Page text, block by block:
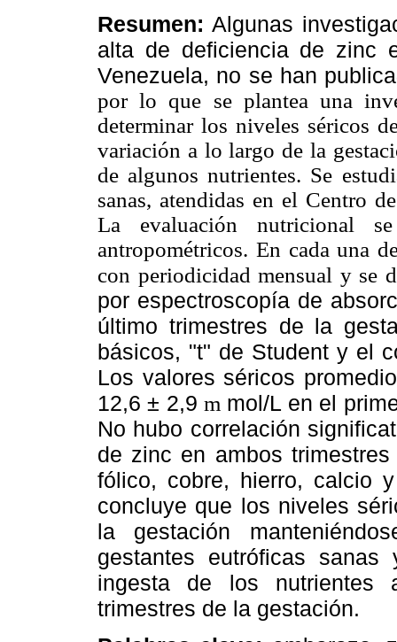
Resumen:Algunas
alta de deficiencia de zinc
Venezuela, no se han publica
por lo que se plantea una
determinar los niveles séricos
variación a lo largo de la
de algunos nutrientes. Se
sanas, atendidas en el Centro
La evaluación nutricional
antropométricos. En cada una
con periodicidad mensual y se
por espectroscopía de
último trimestres de la
básicos, "t" de Student y el
Los valores séricos
12,6 ± 2,9m mol/L en el
No hubo correlación
de zinc en ambos
fólico, cobre, hierro, calcio
concluye que los niveles
la gestación
gestantes eutróficas
ingesta de los nutrientes
trimestres de la gestación.